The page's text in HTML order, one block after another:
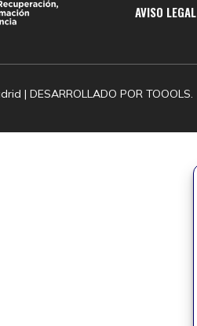
AVISO LEGAL
| DESARROLLADO POR TOOOLS.